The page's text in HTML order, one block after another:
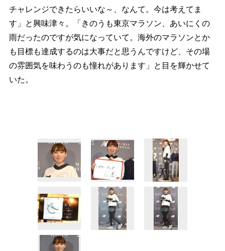
チャレンジできたらいいな～、なんて。今は考えてま
す」と興味津々。「きのうも東京マラソン、あいにくの
雨だったのですが気になっていて。海外のマラソンとか
も目標も達成するのは大事だと思うんですけど、その場
の雰囲気を味わうのも憧れがあります」と目を輝かせて
いた。